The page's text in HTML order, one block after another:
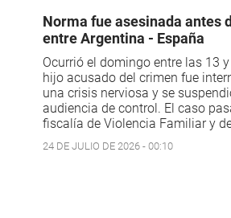
Norma fue asesinada antes
entre Argentina - España
Ocurrió el domingo entre las 13
hijo acusado del crimen fue
una crisis nerviosa y se
audiencia de control. El caso
fiscalía de Violencia Familiar y
24 DE JULIO DE 2026 - 00:10